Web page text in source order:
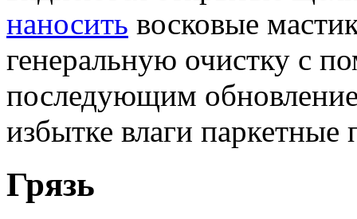
наносить восковые
генеральную очистку с
последующим
избытке влаги
Грязь